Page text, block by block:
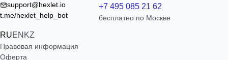
support@hexlet.io
t.me/hexlet_help_bot
RUEN KZ
+7 495 085 21 62
бесплатно по Москве
Правовая информация
Оферта